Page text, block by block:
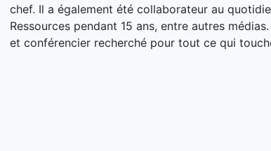
chef. Il a également été collaborateur au
Ressources pendant 15 ans, entre autres
et conférencier recherché pour tout ce qui